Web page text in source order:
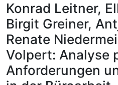
FAQ
Leitlinien
Zurück zur Startseite
Konrad Leitner,
Birgit Greiner,
Renate
Volpert: Analyse
Anforderungen